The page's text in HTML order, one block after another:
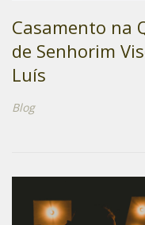
Casamento na
de Senhorim
Luís
Blog